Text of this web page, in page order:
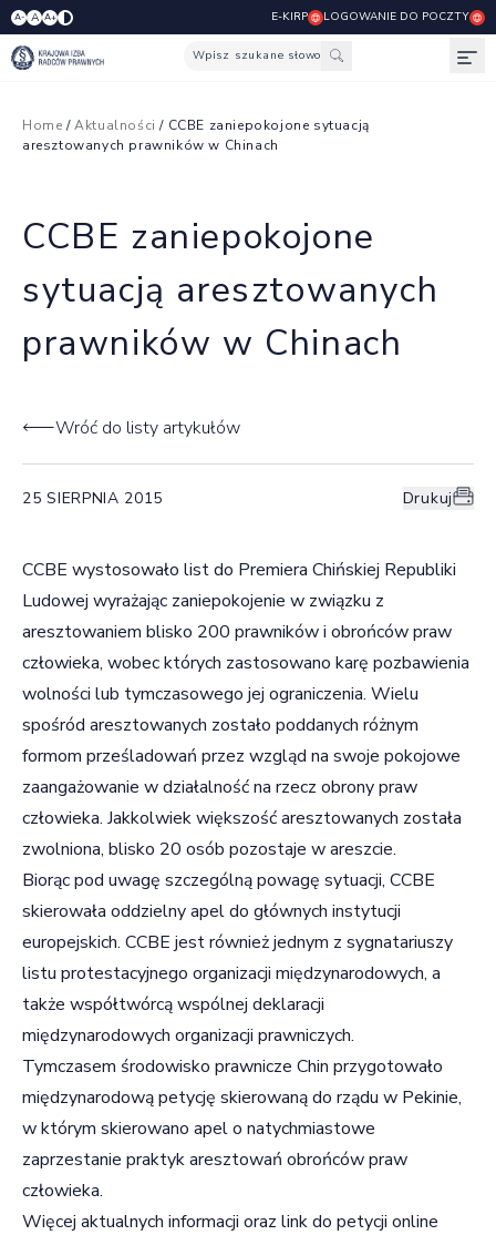
A- A A+ E-KIRP LOGOWANIE DO POCZTY
Wpisz szukane słowo
Home /Aktualności / CCBE zaniepokojone sytuacją
aresztowanych prawników w Chinach
CCBE zaniepokojone
sytuacją aresztowanych
prawników w Chinach
Wróć do listy artykułów
25 SIERPNIA 2015 Drukuj
CCBE wystosowało list do Premiera Chińskiej Republiki
Ludowej wyrażając zaniepokojenie w związku z
aresztowaniem blisko 200 prawników i obrońców praw
człowieka, wobec których zastosowano karę pozbawienia
wolności lub tymczasowego jej ograniczenia. Wielu
spośród aresztowanych zostało poddanych różnym
formom prześladowań przez wzgląd na swoje pokojowe
zaangażowanie w działalność na rzecz obrony praw
człowieka. Jakkolwiek większość aresztowanych została
zwolniona, blisko 20 osób pozostaje w areszcie.
Biorąc pod uwagę szczególną powagę sytuacji, CCBE ​
skierowała oddzielny apel do głównych instytucji
europejskich. CCBE jest również jednym z sygnatariuszy
listu protestacyjnego organizacji międzynarodowych, a
także współtwórcą wspólnej deklaracji
międzynarodowych organizacji prawniczych.
Tymczasem środowisko prawnicze Chin przygotowało
międzynarodową petycję skierowaną do rządu w Pekinie,
w którym skierowano apel o natychmiastowe
zaprzestanie praktyk aresztowań obrońców praw
człowieka.
Więcej aktualnych informacji oraz link do petycji online